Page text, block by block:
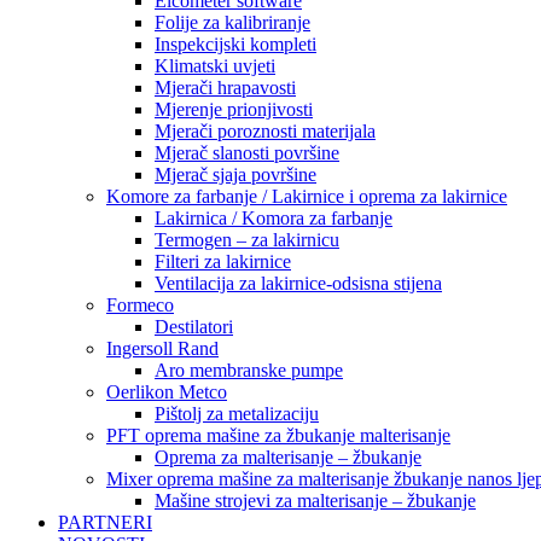
Folije za kalibriranje
Inspekcijski kompleti
Klimatski uvjeti
Mjerači hrapavosti
Mjerenje prionjivosti
Mjerači poroznosti materijala
Mjerač slanosti površine
Mjerač sjaja površine
Komore za farbanje / Lakirnice i oprema za lakirnice
Lakirnica / Komora za farbanje
Termogen – za lakirnicu
Filteri za lakirnice
Ventilacija za lakirnice-odsisna stijena
Formeco
Destilatori
Ingersoll Rand
Aro membranske pumpe
Oerlikon Metco
Pištolj za metalizaciju
PFT oprema mašine za žbukanje malterisanje
Oprema za malterisanje – žbukanje
Mixer oprema mašine za malterisanje žbukanje nanos
Mašine strojevi za malterisanje – žbukanje
PARTNERI